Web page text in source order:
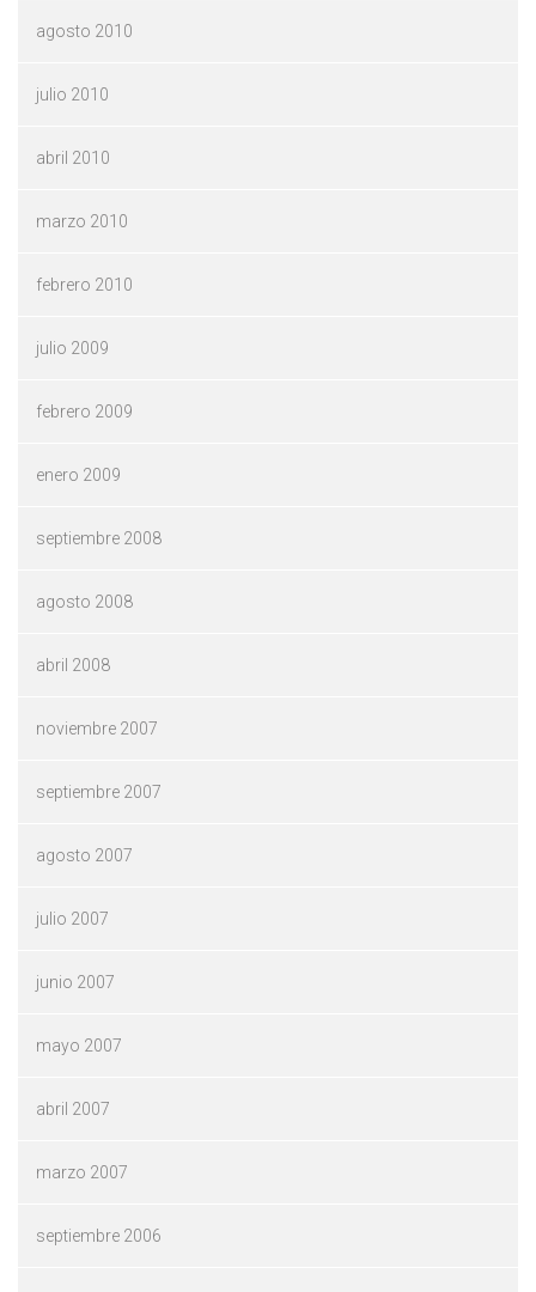
agosto 2010
julio 2010
abril 2010
marzo 2010
febrero 2010
julio 2009
febrero 2009
enero 2009
septiembre 2008
agosto 2008
abril 2008
noviembre 2007
septiembre 2007
agosto 2007
julio 2007
junio 2007
mayo 2007
abril 2007
marzo 2007
septiembre 2006